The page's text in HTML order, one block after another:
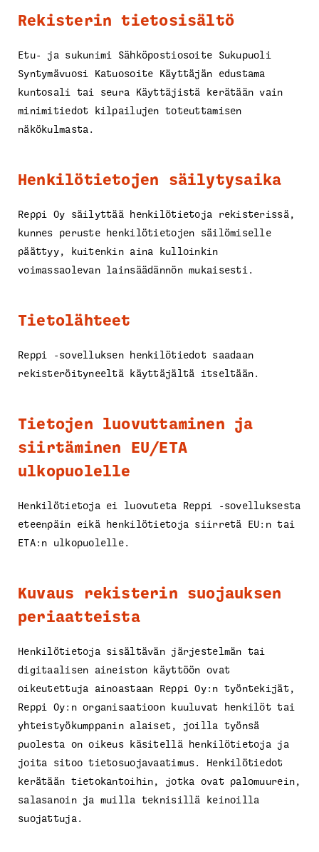
Rekisterin tietosisältö
Etu- ja sukunimi Sähköpostiosoite Sukupuoli
Syntymävuosi Katuosoite Käyttäjän edustama
kuntosali tai seura Käyttäjistä kerätään vain
minimitiedot kilpailujen toteuttamisen
näkökulmasta.
Henkilötietojen säilytysaika
Reppi Oy säilyttää henkilötietoja rekisterissä,
kunnes peruste henkilötietojen säilömiselle
päättyy, kuitenkin aina kulloinkin
voimassaolevan lainsäädännön mukaisesti.
Tietolähteet
Reppi -sovelluksen henkilötiedot saadaan
rekisteröityneeltä käyttäjältä itseltään.
Tietojen luovuttaminen ja
siirtäminen EU/ETA
ulkopuolelle
Henkilötietoja ei luovuteta Reppi -sovelluksesta
eteenpäin eikä henkilötietoja siirretä EU:n tai
ETA:n ulkopuolelle.
Kuvaus rekisterin suojauksen
periaatteista
Henkilötietoja sisältävän järjestelmän tai
digitaalisen aineiston käyttöön ovat
oikeutettuja ainoastaan Reppi Oy:n työntekijät,
Reppi Oy:n organisaatioon kuuluvat henkilöt tai
yhteistyökumppanin alaiset, joilla työnsä
puolesta on oikeus käsitellä henkilötietoja ja
joita sitoo tietosuojavaatimus. Henkilötiedot
kerätään tietokantoihin, jotka ovat palomuurein,
salasanoin ja muilla teknisillä keinoilla
suojattuja.